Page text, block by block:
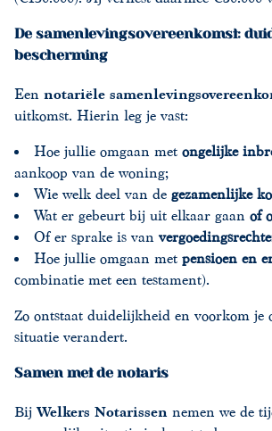
De samenlevingsovereenkomst:
bescherming
Een notariële
uitkomst. Hierin leg je vast:
Hoe jullie omgaan met ongelijke
aankoop van de woning;
Wie welk deel van de gezamenlijke
Wat er gebeurt bij uit elkaar gaan of
Of er sprake is van
Hoe jullie omgaan met pensioen en
combinatie met een testament).
Zo ontstaat duidelijkheid en voorkom je
situatie verandert.
Samen met de notaris
BijWelkers Notarissen nemen we de